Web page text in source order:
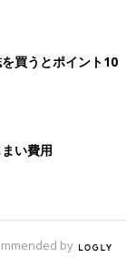
買うとポイント10
い費用
by